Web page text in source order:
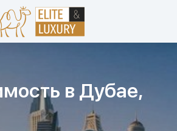
в Дубае,